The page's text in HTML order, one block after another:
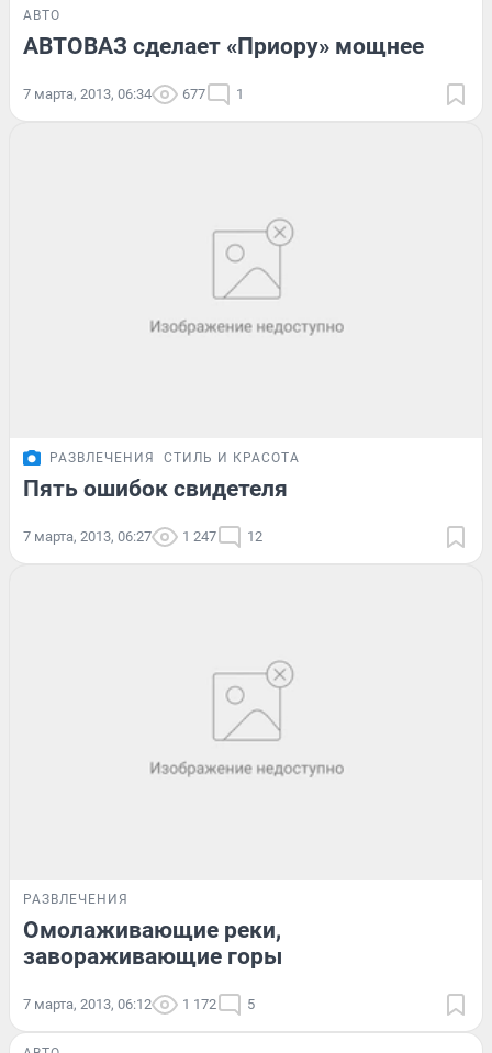
АВТО
АВТОВАЗ сделает «Приору» мощнее
7 марта, 2013, 06:34 677 1
РАЗВЛЕЧЕНИЯ СТИЛЬ И КРАСОТА
Пять ошибок свидетеля
7 марта, 2013, 06:27 1 247 12
РАЗВЛЕЧЕНИЯ
Омолаживающие реки,
завораживающие горы
7 марта, 2013, 06:12 1 172 5